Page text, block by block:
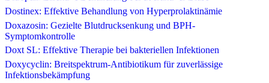
Dostinex: Effektive Behandlung von Hyperprolaktinämie
Doxazosin: Gezielte Blutdrucksenkung und BPH-
Symptomkontrolle
Doxt SL: Effektive Therapie bei bakteriellen Infektionen
Doxycyclin: Breitspektrum-Antibiotikum für zuverlässige
Infektionsbekämpfung